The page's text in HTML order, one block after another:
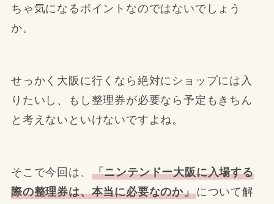
ちゃ気になるポイントなのではないでしょう
か。
せっかく大阪に行くなら絶対にショップには入
りたいし、もし整理券が必要なら予定もきちん
と考えないといけないですよね。
そこで今回は、 「ニンテンドー大阪に入場する
際の整理券は、本当に必要なのか」について解